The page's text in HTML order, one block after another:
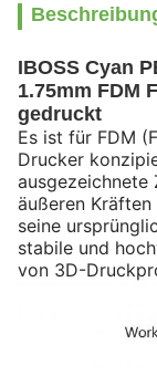
IBOSS Cyan
1.75mm FDM
gedruckt
Es ist für FDM
Drucker
ausgezeichnete
äußeren
seine
stabile und
von 3D-